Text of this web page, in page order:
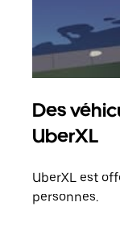
Des
UberXL
UberXL est
personnes.